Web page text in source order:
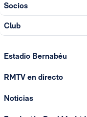
Socios
Club
Estadio Bernabéu
RMTV en directo
Noticias